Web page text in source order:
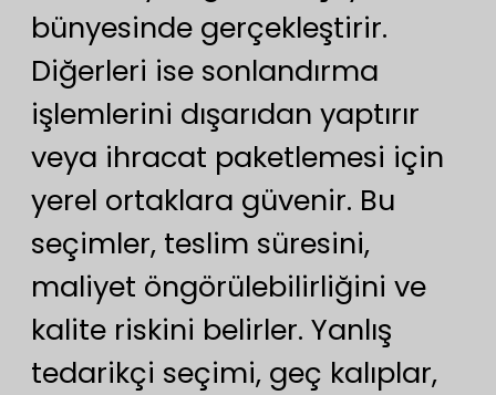
bünyesinde gerçekleştirir.
Diğerleri ise sonlandırma
işlemlerini dışarıdan yaptırır
veya ihracat paketlemesi için
yerel ortaklara güvenir. Bu
seçimler, teslim süresini,
maliyet öngörülebilirliğini ve
kalite riskini belirler. Yanlış
tedarikçi seçimi, geç kalıplar,